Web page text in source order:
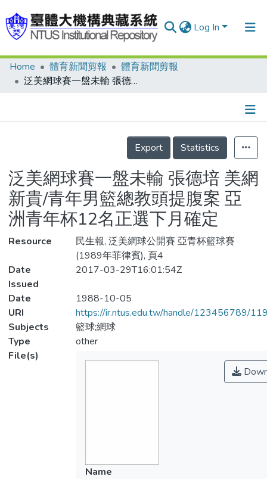
Log In
Communities & Collections
Statistics
Home 體育新聞剪報
體育新聞剪報
泛美網球賽一盤未輸 張德培 美網新貴/青年男籃總教頭提腹案 亞洲青年杯12名正選下月確定
Details
Export
Statistics
泛美網球賽一盤未輸 張德培 美網
新貴/青年男籃總教頭提腹案 亞
洲青年杯12名正選下月確定
Resource
民生報, 泛美網球公開賽 亞青杯籃球賽
(1989年菲律賓), 頁4
Date
Issued
2017-03-29T16:01:54Z
Date
1988-10-05
URI
https://ir.ntus.edu.tw/handle/123456789/
Subjects
籃球;網球
Type
other
File(s)
Name